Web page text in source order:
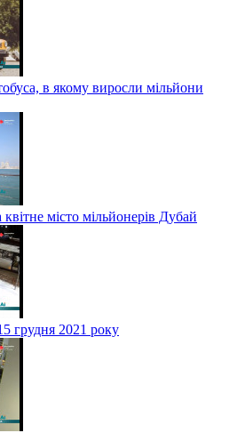
в якому виросли мільйони
місто мільйонерів Дубай
грудня 2021 року